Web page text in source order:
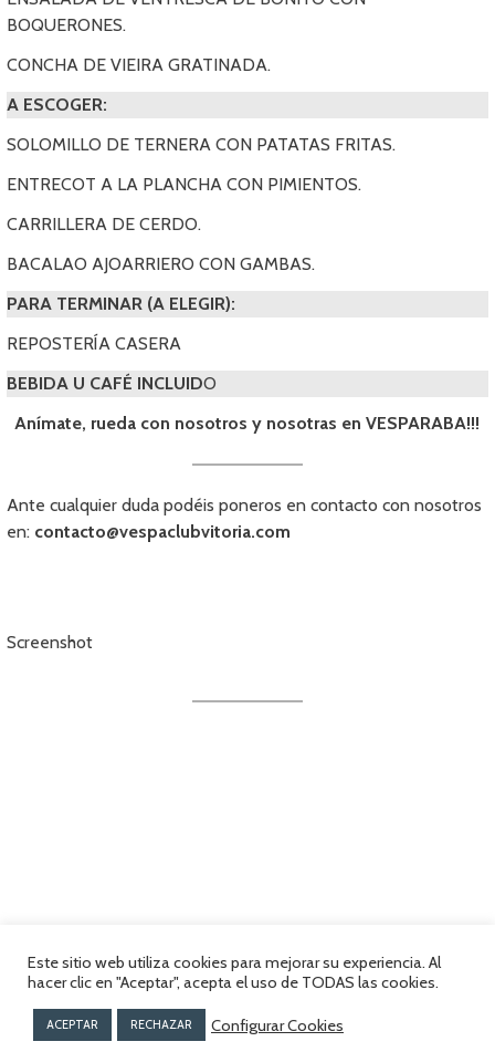
BOQUERONES.
CONCHA DE VIEIRA GRATINADA.
A ESCOGER:
SOLOMILLO DE TERNERA CON PATATAS FRITAS.
ENTRECOT A LA PLANCHA CON PIMIENTOS.
CARRILLERA DE CERDO.
BACALAO AJOARRIERO CON GAMBAS.
PARA TERMINAR (A ELEGIR):
REPOSTERÍA CASERA
BEBIDA U CAFÉ INCLUIDO
Anímate, rueda con nosotros y nosotras en VESPARABA!!!
Ante cualquier duda podéis poneros en contacto con nosotros
en: contacto@vespaclubvitoria.com
Screenshot
Política de privacidad
www.vespaclubvitoria.com
Este sitio web utiliza cookies para mejorar su experiencia. Al
hacer clic en "Aceptar", acepta el uso de TODAS las cookies.
ACEPTAR RECHAZAR Configurar Cookies